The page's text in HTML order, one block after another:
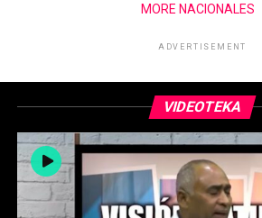
MORE NACIONALES
ADVERTISEMENT
VIDEOTEKA